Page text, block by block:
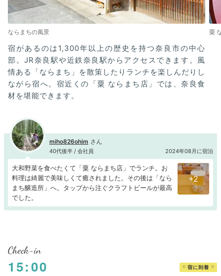
ならまちの風景 粟
宿があるのは1,300年以上の歴史を持つ奈良市の中心
部。JR奈良駅や近鉄奈良駅からアクセスできます。風
情ある「ならまち」を散策したりランチを楽しんだりし
ながら宿へ。宿近くの「粟 ならまち店」では、奈良食
材を堪能できます。
miho826ohim
40代後半 / 会社員 2024年08月に宿泊
大和野菜を食べたくて「粟 ならまち店」でランチ。お
料理は綺麗で美味しくて癒されました。その後は「なら
まち醸造所」へ。タップから注ぐクラフトビールが最高
でした。
+2
Check-in
15:00 宿に到着